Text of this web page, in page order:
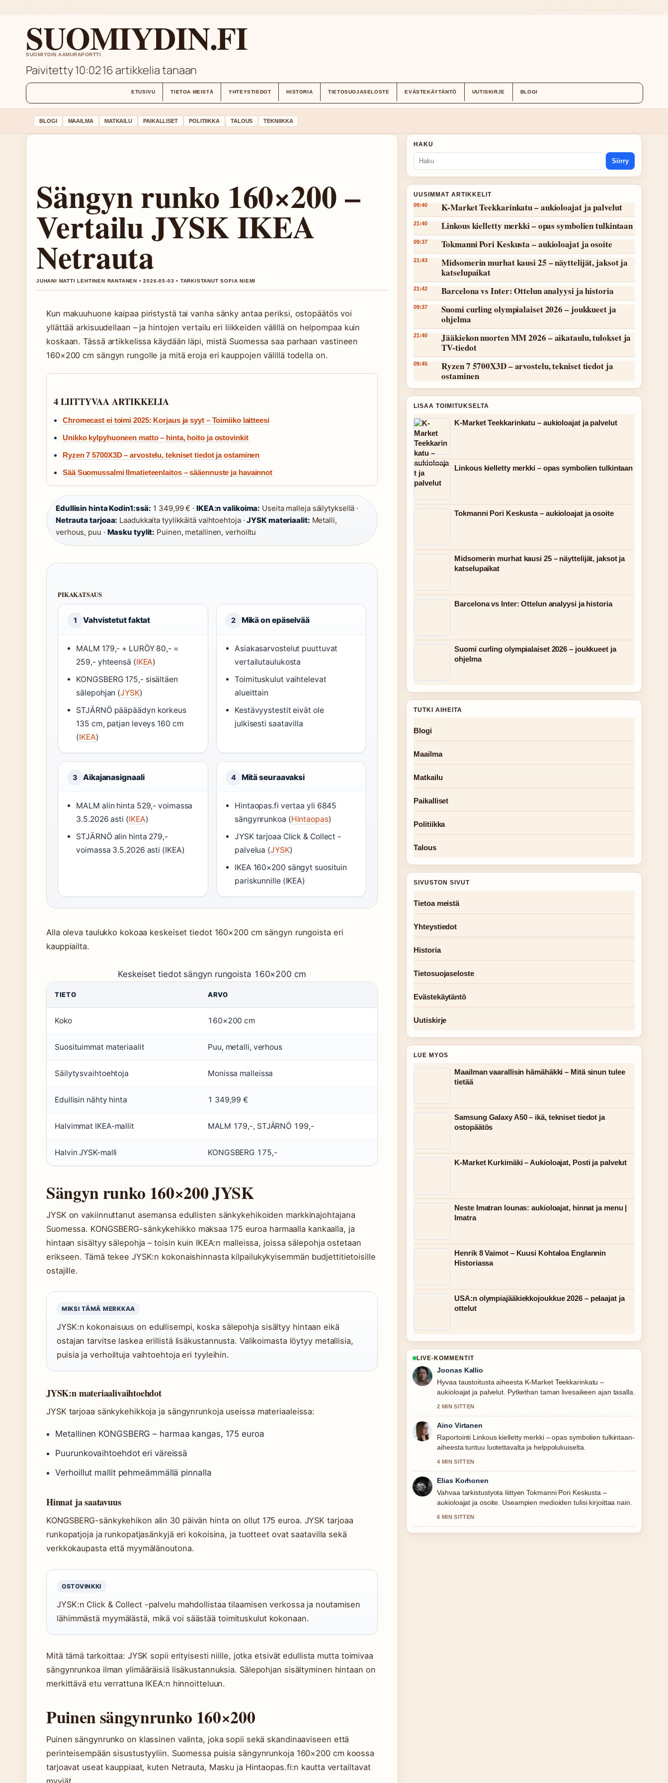
SUOMIYDIN.FI
SUOMIYDIN AAMURAPORTTI
Paivitetty 10:0216 artikkelia tanaan
ETUSIVU TIETOA MEISTÄ YHTEYSTIEDOT HISTORIA TIETOSUOJASELOSTE EVÄSTEKÄYTÄNTÖ UUTISKIRJE BLOGI
BLOGI MAAILMA MATKAILU PAIKALLISET POLITIIKKA TALOUS TEKNIIKKA
Sängyn runko 160×200 –
Vertailu JYSK IKEA
Netrauta
JUHANI MATTI LEHTINEN RANTANEN • 2026-05-03 • TARKISTANUT SOFIA NIEMI
Kun makuuhuone kaipaa piristystä tai vanha sänky antaa periksi, ostopäätös voi
yllättää arkisuudellaan – ja hintojen vertailu eri liikkeiden välillä on helpompaa kuin
koskaan. Tässä artikkelissa käydään läpi, mistä Suomessa saa parhaan vastineen
160×200 cm sängyn rungolle ja mitä eroja eri kauppojen välillä todella on.
4 LIITTYVAA ARTIKKELIA
Chromecast ei toimi 2025: Korjaus ja syyt – Toimiiko laitteesi
Unikko kylpyhuoneen matto – hinta, hoito ja ostovinkit
Ryzen 7 5700X3D – arvostelu, tekniset tiedot ja ostaminen
Sää Suomussalmi Ilmatieteenlaitos – sääennuste ja havainnot
Edullisin hinta Kodin1:ssä: 1 349,99 € · IKEA:n valikoima: Useita malleja säilytyksellä ·
Netrauta tarjoaa: Laadukkaita tyylikkäitä vaihtoehtoja ·JYSK materiaalit: Metalli,
verhous, puu · Masku tyylit: Puinen, metallinen, verhoiltu
PIKAKATSAUS
1 Vahvistetut faktat
MALM 179,- + LURÖY 80,- =
259,- yhteensä (IKEA)
KONGSBERG 175,- sisältäen
sälepohjan (JYSK)
STJÄRNÖ pääpäädyn korkeus
135 cm, patjan leveys 160 cm
(IKEA)
2 Mikä on epäselvää
Asiakasarvostelut puuttuvat
vertailutaulukosta
Toimituskulut vaihtelevat
alueittain
Kestävyystestit eivät ole
julkisesti saatavilla
3 Aikajanasignaali
MALM alin hinta 529,- voimassa
3.5.2026 asti (IKEA)
STJÄRNÖ alin hinta 279,-
voimassa 3.5.2026 asti (IKEA)
4 Mitä seuraavaksi
Hintaopas.fi vertaa yli 6845
sängynrunkoa (Hintaopas)
JYSK tarjoaa Click & Collect -
palvelua (JYSK)
IKEA 160×200 sängyt suosituin
pariskunnille (IKEA)
Alla oleva taulukko kokoaa keskeiset tiedot 160×200 cm sängyn rungoista eri
kauppiailta.
Keskeiset tiedot sängyn rungoista 160×200 cm
TIETO ARVO
Koko 160×200 cm
Suosituimmat materiaalit Puu, metalli, verhous
Säilytysvaihtoehtoja Monissa malleissa
Edullisin nähty hinta 1 349,99 €
Halvimmat IKEA-mallit MALM 179,-, STJÄRNÖ 199,-
Halvin JYSK-malli KONGSBERG 175,-
Sängyn runko 160×200 JYSK
JYSK on vakiinnuttanut asemansa edullisten sänkykehikoiden markkinajohtajana
Suomessa. KONGSBERG-sänkykehikko maksaa 175 euroa harmaalla kankaalla, ja
hintaan sisältyy sälepohja – toisin kuin IKEA:n malleissa, joissa sälepohja ostetaan
erikseen. Tämä tekee JYSK:n kokonaishinnasta kilpailukykyisemmän budjettitietoisille
ostajille.
MIKSI TÄMÄ MERKKAA
JYSK:n kokonaisuus on edullisempi, koska sälepohja sisältyy hintaan eikä
ostajan tarvitse laskea erillistä lisäkustannusta. Valikoimasta löytyy metallisia,
puisia ja verhoiltuja vaihtoehtoja eri tyyleihin.
JYSK:n materiaalivaihtoehdot
JYSK tarjoaa sänkykehikkoja ja sängynrunkoja useissa materiaaleissa:
Metallinen KONGSBERG – harmaa kangas, 175 euroa
Puurunkovaihtoehdot eri väreissä
Verhoillut mallit pehmeämmällä pinnalla
Hinnat ja saatavuus
KONGSBERG-sänkykehikon alin 30 päivän hinta on ollut 175 euroa. JYSK tarjoaa
runkopatjoja ja runkopatjasänkyjä eri kokoisina, ja tuotteet ovat saatavilla sekä
verkkokaupasta että myymälänoutona.
OSTOVINKKI
JYSK:n Click & Collect -palvelu mahdollistaa tilaamisen verkossa ja noutamisen
lähimmästä myymälästä, mikä voi säästää toimituskulut kokonaan.
Mitä tämä tarkoittaa: JYSK sopii erityisesti niille, jotka etsivät edullista mutta toimivaa
sängynrunkoa ilman ylimääräisiä lisäkustannuksia. Sälepohjan sisältyminen hintaan on
merkittävä etu verrattuna IKEA:n hinnoitteluun.
Puinen sängynrunko 160×200
Puinen sängynrunko on klassinen valinta, joka sopii sekä skandinaaviseen että
perinteisempään sisustustyyliin. Suomessa puisia sängynrunkoja 160×200 cm koossa
tarjoavat useat kauppiaat, kuten Netrauta, Masku ja Hintaopas.fi:n kautta vertailtavat
HAKU
Siirry
UUSIMMAT ARTIKKELIT
09:40 K-Market Teekkarinkatu – aukioloajat ja palvelut
21:40 Linkous kielletty merkki – opas symbolien tulkintaan
09:37 Tokmanni Pori Keskusta – aukioloajat ja osoite
21:43
Midsomerin murhat kausi 25 – näyttelijät, jaksot ja
katselupaikat
21:42 Barcelona vs Inter: Ottelun analyysi ja historia
09:37
Suomi curling olympialaiset 2026 – joukkueet ja
ohjelma
21:40
Jääkiekon nuorten MM 2026 – aikataulu, tulokset ja
TV-tiedot
09:45
Ryzen 7 5700X3D – arvostelu, tekniset tiedot ja
ostaminen
LISAA TOIMITUKSELTA
K-Market Teekkarinkatu – aukioloajat ja palvelut
Linkous kielletty merkki – opas symbolien tulkintaan
Tokmanni Pori Keskusta – aukioloajat ja osoite
Midsomerin murhat kausi 25 – näyttelijät, jaksot ja
katselupaikat
Barcelona vs Inter: Ottelun analyysi ja historia
Suomi curling olympialaiset 2026 – joukkueet ja
ohjelma
TUTKI AIHEITA
Blogi
Maailma
Matkailu
Paikalliset
Politiikka
Talous
SIVUSTON SIVUT
Tietoa meistä
Yhteystiedot
Historia
Tietosuojaseloste
Evästekäytäntö
Uutiskirje
LUE MYOS
Maailman vaarallisin hämähäkki – Mitä sinun tulee
tietää
Samsung Galaxy A50 – ikä, tekniset tiedot ja
ostopäätös
K-Market Kurkimäki – Aukioloajat, Posti ja palvelut
Neste Imatran lounas: aukioloajat, hinnat ja menu |
Imatra
Henrik 8 Vaimot – Kuusi Kohtaloa Englannin
Historiassa
USA:n olympiajääkiekkojoukkue 2026 – pelaajat ja
ottelut
LIVE-KOMMENTIT
Joonas Kallio
Hyvaa taustoitusta aiheesta K-Market Teekkarinkatu –
aukioloajat ja palvelut. Pytkethan taman livesaikeen ajan tasalla.
2 MIN SITTEN
Aino Virtanen
Raportointi Linkous kielletty merkki – opas symbolien tulkintaan-
aiheesta tuntuu luotettavalta ja helppolukuiselta.
4 MIN SITTEN
Elias Korhonen
Vahvaa tarkistustyota liittyen Tokmanni Pori Keskusta –
aukioloajat ja osoite. Useampien medioiden tulisi kirjoittaa nain.
6 MIN SITTEN